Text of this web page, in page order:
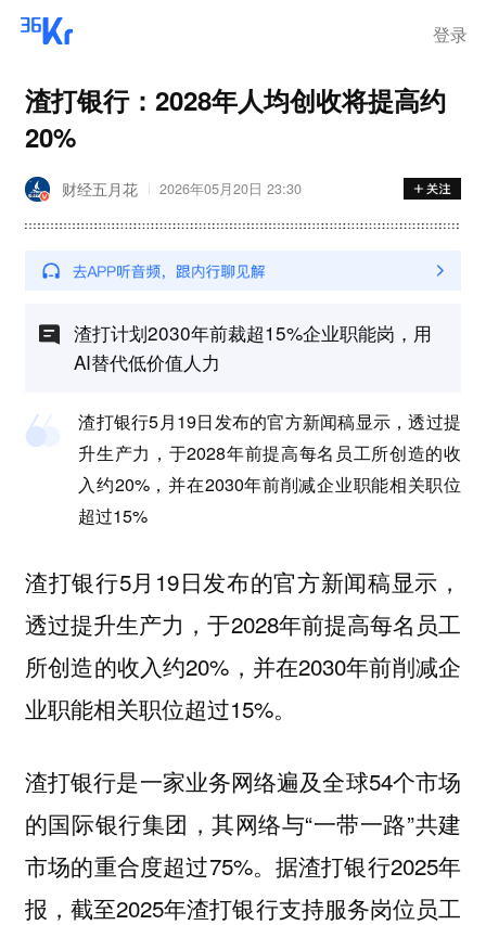
登录
渣打银行：2028年人均创收将提高约
20%
财经五月花 2026年05月20日 23:30
渣打计划2030年前裁超15%企业职能岗，用
AI替代低价值人力
渣打银行5月19日发布的官方新闻稿显示，透过提
升生产力，于2028年前提高每名员工所创造的收
入约20%，并在2030年前削减企业职能相关职位
超过15%
渣打银行5月19日发布的官方新闻稿显示，
透过提升生产力，于2028年前提高每名员工
所创造的收入约20%，并在2030年前削减企
业职能相关职位超过15%。
渣打银行是一家业务网络遍及全球54个市场
的国际银行集团，其网络与“一带一路”共建
市场的重合度超过75%。据渣打银行2025年
报，截至2025年渣打银行支持服务岗位员工